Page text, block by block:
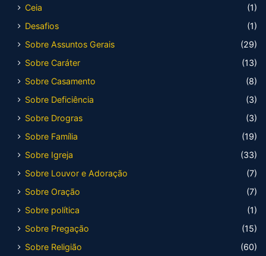
Ceia
(1)
Desafios
(1)
Sobre Assuntos Gerais
(29)
Sobre Caráter
(13)
Sobre Casamento
(8)
Sobre Deficiência
(3)
Sobre Drogras
(3)
Sobre Família
(19)
Sobre Igreja
(33)
Sobre Louvor e Adoração
(7)
Sobre Oração
(7)
Sobre política
(1)
Sobre Pregação
(15)
Sobre Religião
(60)